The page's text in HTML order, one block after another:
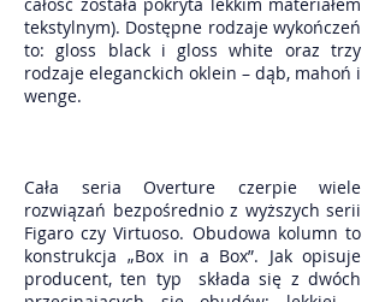
tekstylnym). Dostępne rodzaje wykończeń
to: gloss black i gloss white oraz trzy
rodzaje eleganckich oklein – dąb, mahoń i
wenge.
Cała seria Overture czerpie wiele
rozwiązań bezpośrednio z wyższych serii
Figaro czy Virtuoso. Obudowa kolumn to
konstrukcja „Box in a Box”. Jak opisuje
producent, ten typ składa się z dwóch